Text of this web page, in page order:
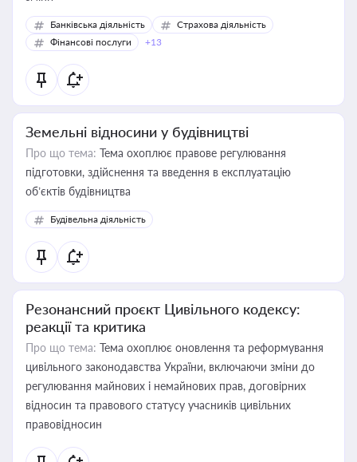
Банківська діяльність
Страхова діяльність
Фінансові послуги
+13
Земельні відносини у будівництві
Про що тема: Тема охоплює правове регулювання
підготовки, здійснення та введення в експлуатацію
об’єктів будівництва
Будівельна діяльність
Резонансний проєкт Цивільного кодексу:
реакції та критика
Про що тема: Тема охоплює оновлення та реформування
цивільного законодавства України, включаючи зміни до
регулювання майнових і немайнових прав, договірних
відносин та правового статусу учасників цивільних
правовідносин